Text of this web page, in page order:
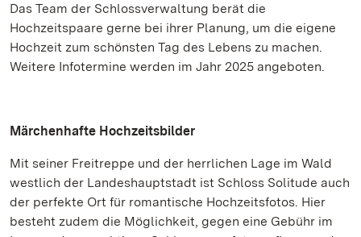
Das Team der Schlossverwaltung berät die
Hochzeitspaare gerne bei ihrer Planung, um die eigene
Hochzeit zum schönsten Tag des Lebens zu machen.
Weitere Infotermine werden im Jahr 2025 angeboten.
Märchenhafte Hochzeitsbilder
Mit seiner Freitreppe und der herrlichen Lage im Wald
westlich der Landeshauptstadt ist Schloss Solitude auch
der perfekte Ort für romantische Hochzeitsfotos. Hier
besteht zudem die Möglichkeit, gegen eine Gebühr im